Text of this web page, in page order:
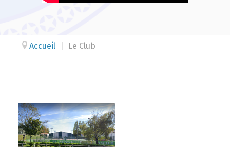
Accueil Le Club